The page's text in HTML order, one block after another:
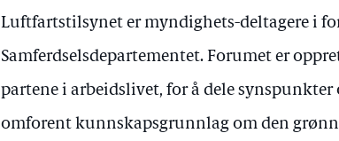
Luftfartstilsynet er myndighets-deltagere i
Samferdselsdepartementet. Forumet er
partene i arbeidslivet, for å dele synspunkter
omforent kunnskapsgrunnlag om den